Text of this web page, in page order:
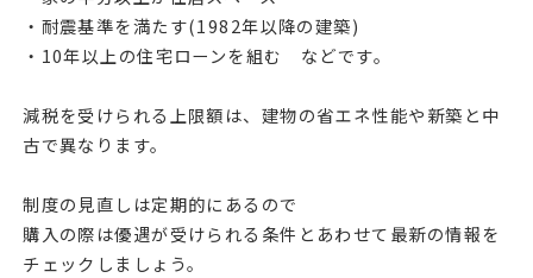
・耐震基準を満たす(1982年以降の建築)
・10年以上の住宅ローンを組む などです。
減税を受けられる上限額は、建物の省エネ性能や新築と中
古で異なります。
制度の見直しは定期的にあるので
購入の際は優遇が受けられる条件とあわせて最新の情報を
チェックしましょう。